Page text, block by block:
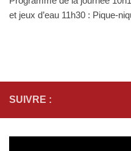
et jeux d’eau 11h30 : Pique-
SUIVRE :